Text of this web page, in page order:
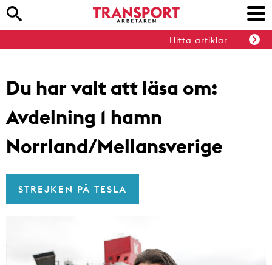
Hitta artiklar
Du har valt att läsa om:
Avdelning 1 hamn
Norrland/Mellansverige
STREJKEN PÅ TESLA